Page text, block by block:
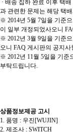
· 배송 집하 완료 이후 택
과 관련한 문제는 해당 택
※ 2014년 5월 7일을 기준
이 일부 개정되었사오니
※ 2012년 3월 9일을 기준
오니 FAQ 게시판의 공지
※ 2012년 11월 5일을 기준
부탁드립니다.
상품정보제공 고시
1. 품명 : 우진[WUJIN]
2. 제조사 : SWITCH